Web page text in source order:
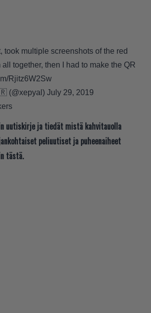
took multiple screenshots of the red
all together, then I had to make the QR
Rjitz6W2Sw
July 29, 2019
uutiskirje ja tiedät mistä kahvitauolla
peliuutiset ja puheenaiheet
tästä.